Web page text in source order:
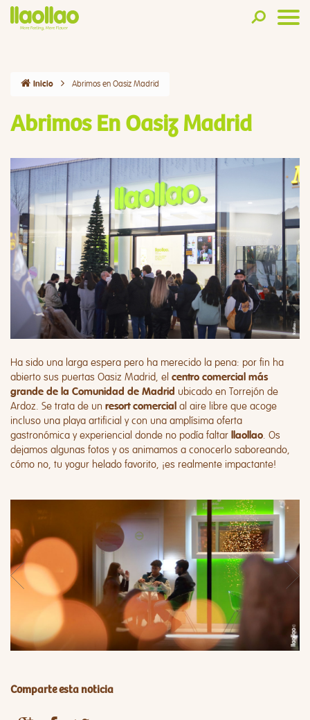
Inicio Abrimos en Oasiz Madrid
Abrimos En Oasiz Madrid
Ha sido una larga espera pero ha merecido la pena: por fin ha
abierto sus puertas Oasiz Madrid, el centro comercial más
grande de la Comunidad de Madrid ubicado en Torrejón de
Ardoz. Se trata de un resort comercial al aire libre que acoge
incluso una playa artificial y con una amplísima oferta
gastronómica y experiencial donde no podía faltar
llaollao. Os
dejamos algunas fotos y os animamos a conocerlo saboreando,
cómo no, tu yogur helado favorito, ¡es realmente impactante!
Comparte esta noticia